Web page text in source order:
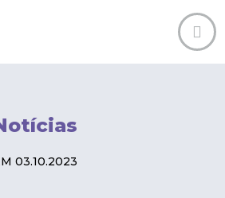
03.10.2023